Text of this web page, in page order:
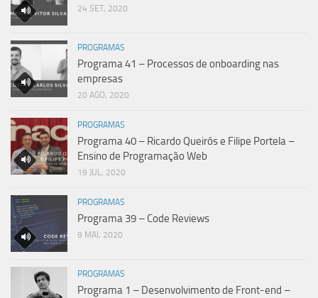
24 SET, 2020
PROGRAMAS
Programa 41 – Processos de onboarding nas
empresas
20 AGO, 2020
PROGRAMAS
Programa 40 – Ricardo Queirós e Filipe Portela –
Ensino de Programação Web
19 JUL, 2020
PROGRAMAS
Programa 39 – Code Reviews
9 MAI, 2020
PROGRAMAS
Programa 1 – Desenvolvimento de Front-end –